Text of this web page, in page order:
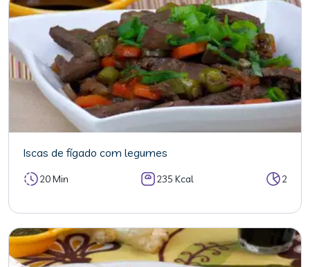
Iscas de fígado com legumes
20 Min 235 Kcal 2